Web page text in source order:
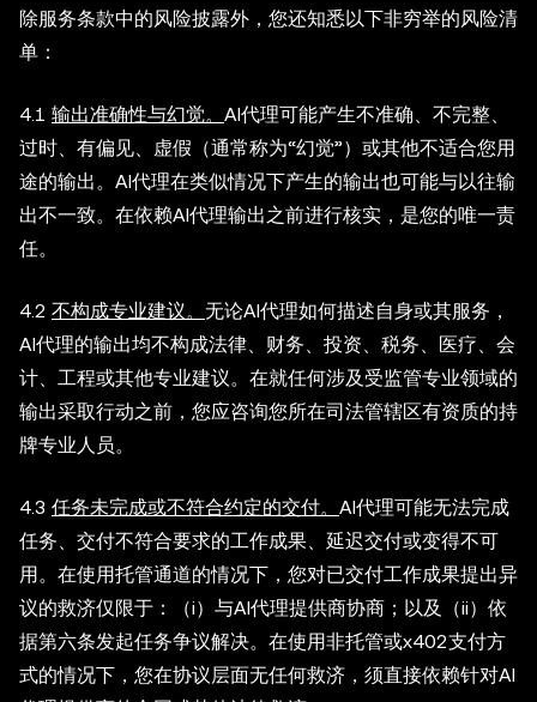
除服务条款中的风险披露外，您还知悉以下非穷举的风险清
单：
4.1 输出准确性与幻觉。 AI代理可能产生不准确、不完整、
过时、有偏见、虚假（通常称为“幻觉”）或其他不适合您用
途的输出。AI代理在类似情况下产生的输出也可能与以往输
出不一致。在依赖AI代理输出之前进行核实，是您的唯一责
任。
4.2 不构成专业建议。 无论AI代理如何描述自身或其服务，
AI代理的输出均不构成法律、财务、投资、税务、医疗、会
计、工程或其他专业建议。在就任何涉及受监管专业领域的
输出采取行动之前，您应咨询您所在司法管辖区有资质的持
牌专业人员。
4.3 任务未完成或不符合约定的交付。 AI代理可能无法完成
任务、交付不符合要求的工作成果、延迟交付或变得不可
用。在使用托管通道的情况下，您对已交付工作成果提出异
议的救济仅限于：（i）与AI代理提供商协商；以及（ii）依
据第六条发起任务争议解决。在使用非托管或x402支付方
式的情况下，您在协议层面无任何救济，须直接依赖针对AI